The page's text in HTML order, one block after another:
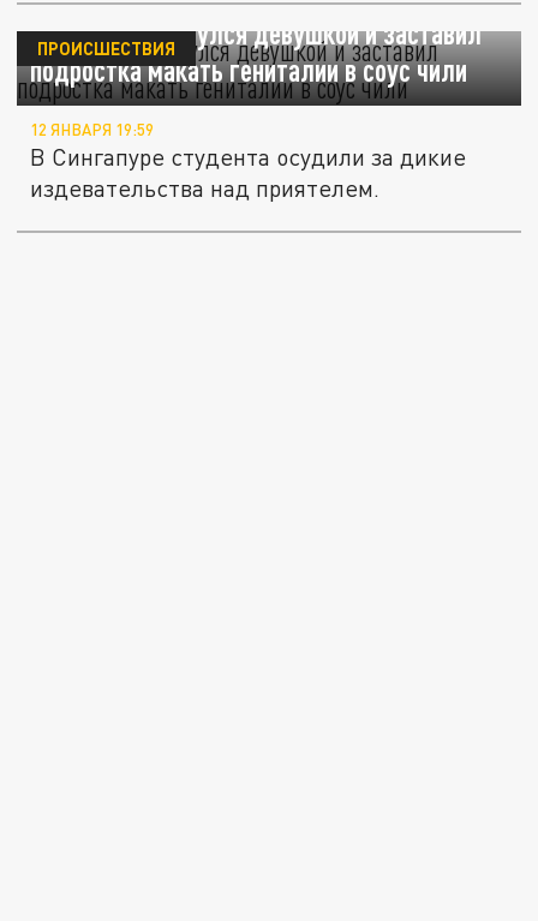
Студент прикинулся девушкой и заставил
подростка макать гениталии в соус чили
ПРОИСШЕСТВИЯ
12 ЯНВАРЯ 19:59
В Сингапуре студента осудили за дикие
издевательства над приятелем.